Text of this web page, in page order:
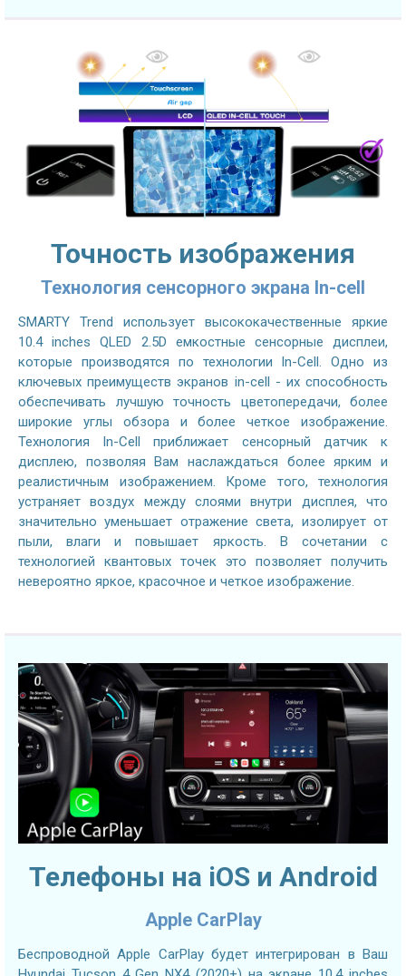
Точность изображения
Технология сенсорного экрана In-cell
SMARTY Trend использует высококачественные яркие
10.4 inches QLED 2.5D емкостные сенсорные дисплеи,
которые производятся по технологии In-Cell. Одно из
ключевых преимуществ экранов in-cell - их способность
обеспечивать лучшую точность цветопередачи, более
широкие углы обзора и более четкое изображение.
Технология In-Cell приближает сенсорный датчик к
дисплею, позволяя Вам наслаждаться более ярким и
реалистичным изображением. Кроме того, технология
устраняет воздух между слоями внутри дисплея, что
значительно уменьшает отражение света, изолирует от
пыли, влаги и повышает яркость. В сочетании с
технологией квантовых точек это позволяет получить
невероятно яркое, красочное и четкое изображение.
Телефоны на iOS и Android
Apple CarPlay
Беспроводной Apple CarPlay будет интегрирован в Ваш